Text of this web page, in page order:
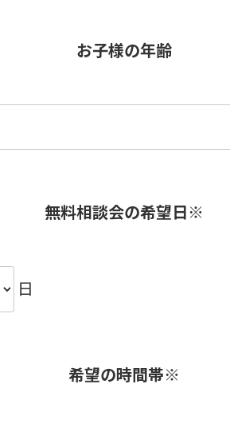
お子様の年齢
無料相談会の希望日※
日
希望の時間帯※